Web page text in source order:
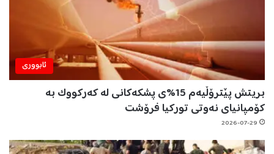
ئابووری
بریتش پێترۆڵیەم 15%ی پشکەکانی لە کەرکووک بە
کۆمپانیای نەوتی تورکیا فرۆشت
2026-07-29